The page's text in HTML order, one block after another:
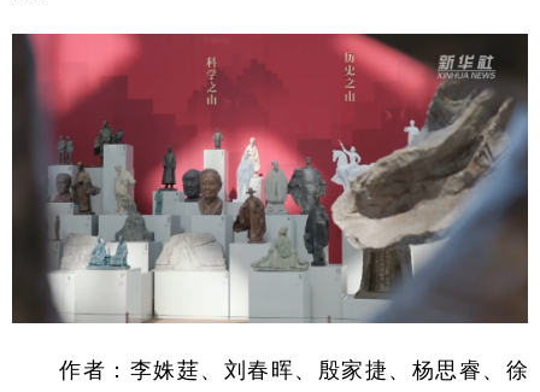
内蒙古 黑龙江
多语种频道
English Español Français عربى
Русский язык 日本語 한국어
Deutsch
作者：李姝莛、刘春晖、殷家捷、杨思睿、徐